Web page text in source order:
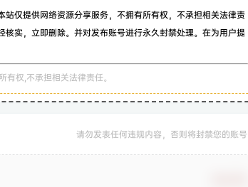
仅提供网络资源分享服务，不拥有所有权，不承担相关法律责
核实，立即删除。并对发布账号进行永久封禁处理。在为用户提
权,不承担相关法律责任。
请勿发表任何违规内容，否则将封禁您的账号